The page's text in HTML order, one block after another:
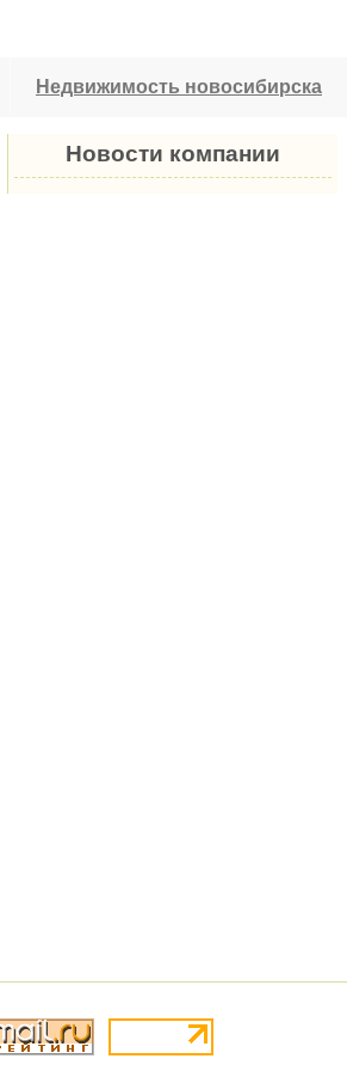
Недвижимость новосибирска
Новости компании